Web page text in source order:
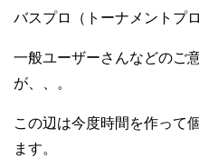
バスプロ（トーナメントプ
一般ユーザーさんなどのご
が、、。
この辺は今度時間を作って
ます。